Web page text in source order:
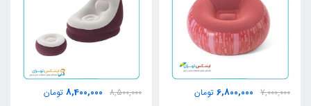
7,000,000
6,800,000 تومان
8,500,000
8,400,000 تومان